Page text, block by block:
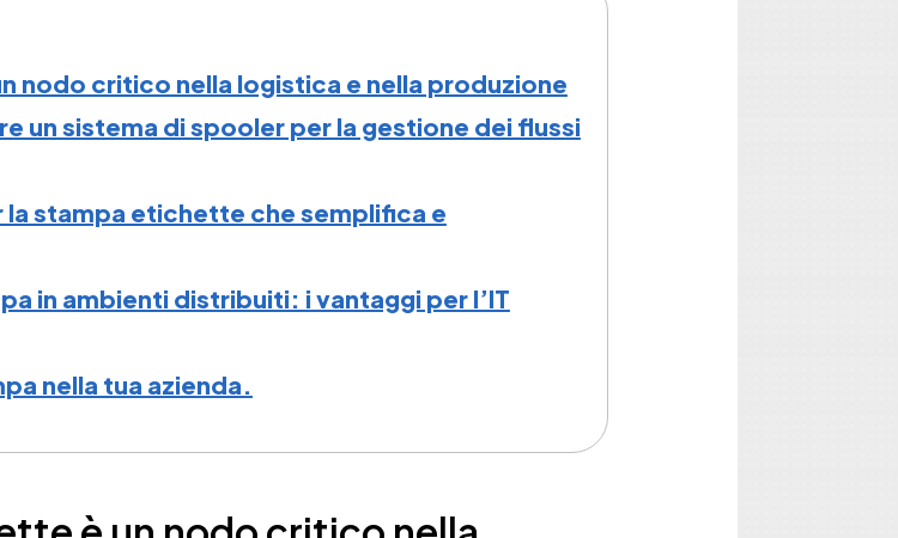
nodo critico nella logistica e nella produzione
un sistema di spooler per la gestione dei flussi
la stampa etichette che semplifica e
in ambienti distribuiti: i vantaggi per l’IT
nella tua azienda.